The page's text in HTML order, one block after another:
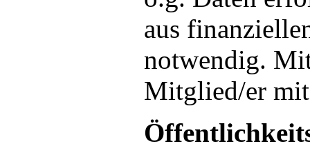
aus
notwendig.
Mitglied/er